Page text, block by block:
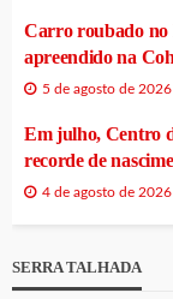
Carro roubado no
apreendido na
5 de agosto de 2026
Em julho, Centro
recorde de
4 de agosto de 2026
SERRA TALHADA